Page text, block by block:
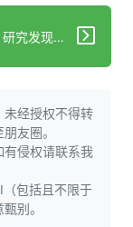
下一篇：研究发现心脏瓣膜疾病影响数百万老年人患病率将上升
未经授权不得转
友圈。
有侵权请联系我
包括且不限于
别。